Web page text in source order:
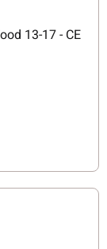
13-17 - CE